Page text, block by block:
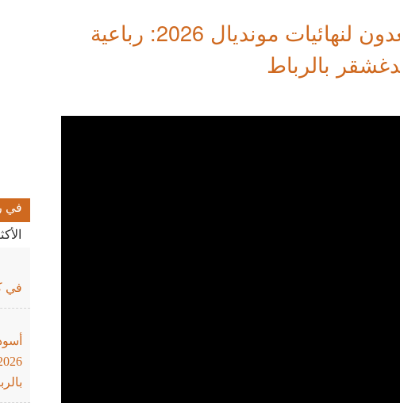
أسود الأطلس يستعدون لنهائيات مونديال 2026: رباعية
بالرباط
في
في